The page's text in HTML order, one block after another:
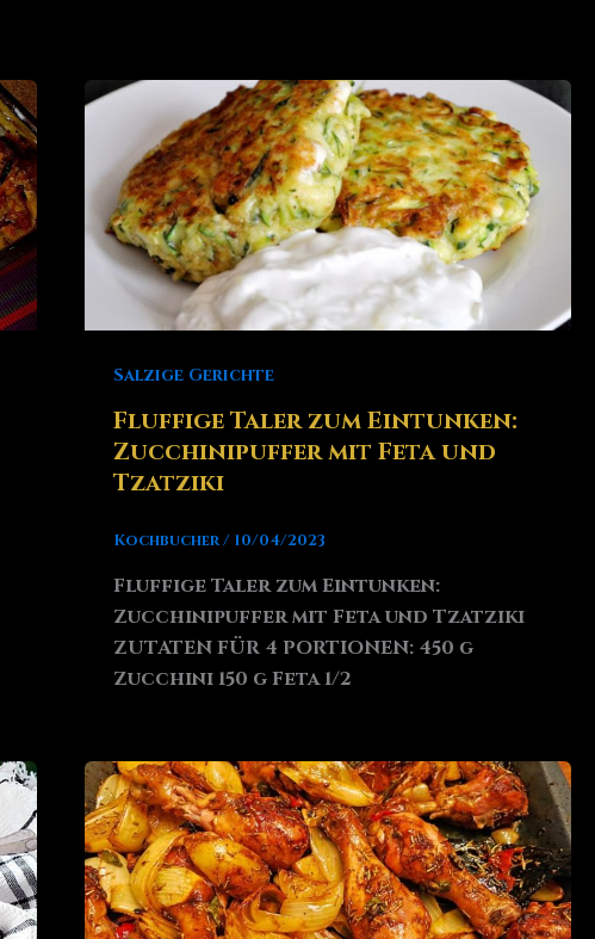
Salzige Gerichte
Fluffige Taler zum Eintunken:
Zucchinipuffer mit Feta und
Tzatziki
Kochbucher/ 10/04/2023
Fluffige Taler zum Eintunken:
Zucchinipuffer mit Feta und Tzatziki
ZUTATEN FÜR 4 PORTIONEN: 450 g
Zucchini 150 g Feta 1/2